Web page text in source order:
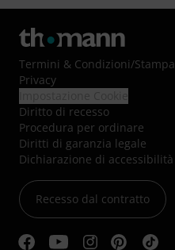
Termini & Condizioni/Stampa
Privacy
Diritto di recesso
Procedura per ordinare
Diritti di garanzia legale
Dichiarazione di accessibilità
Recesso dal contratto